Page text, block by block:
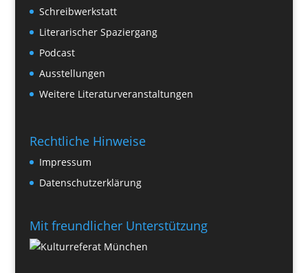
Schreibwerkstatt
Literarischer Spaziergang
Podcast
Ausstellungen
Weitere Literaturveranstaltungen
Rechtliche Hinweise
Impressum
Datenschutzerklärung
Mit freundlicher Unterstützung